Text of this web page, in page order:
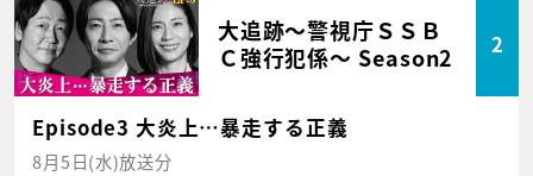
大追跡～警視庁ＳＳＢ
Ｃ強行犯係～ Season2
2
Episode3 大炎上…暴走する正義
8月5日(水)放送分